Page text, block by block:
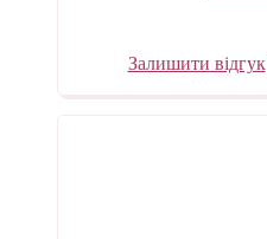
Залишити відгук